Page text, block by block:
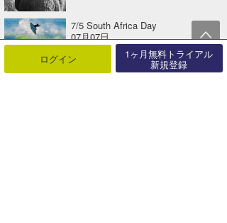
7/5 South Africa Day
07月07日
ログイン 1ヶ月無料トライアル
新規登録